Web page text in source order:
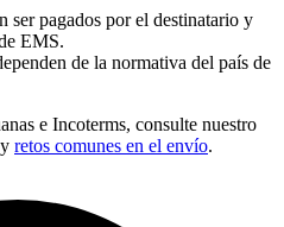
ser pagados por el destinatario y
EMS.
de la normativa del país de
e Incoterms, consulte nuestro
y retos comunes en el envío.